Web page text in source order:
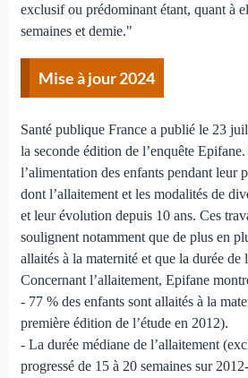
exclusif ou prédominant étant, quant à
semaines et demie."
Mise à jour 2024
Santé publique France a publié le 23
la seconde édition de l’enquête
l’alimentation des enfants pendant leur
dont l’allaitement et les modalités de
et leur évolution depuis 10 ans. Ces
soulignent notamment que de plus en
allaités à la maternité et que la durée de
Concernant l’allaitement, Epifane
- 77 % des enfants sont allaités à la
première édition de l’étude en 2012).
- La durée médiane de l’allaitement
progressé de 15 à 20 semaines sur